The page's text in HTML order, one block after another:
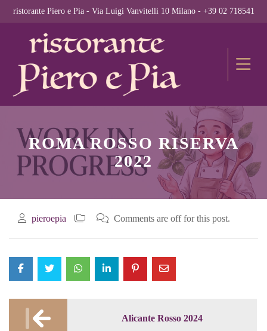
ristorante Piero e Pia - Via Luigi Vanvitelli 10 Milano - +39 02 718541
ROMA ROSSO RISERVA
2022
pieroepia Comments are off for this post.
Post
navigation
Alicante Rosso 2024